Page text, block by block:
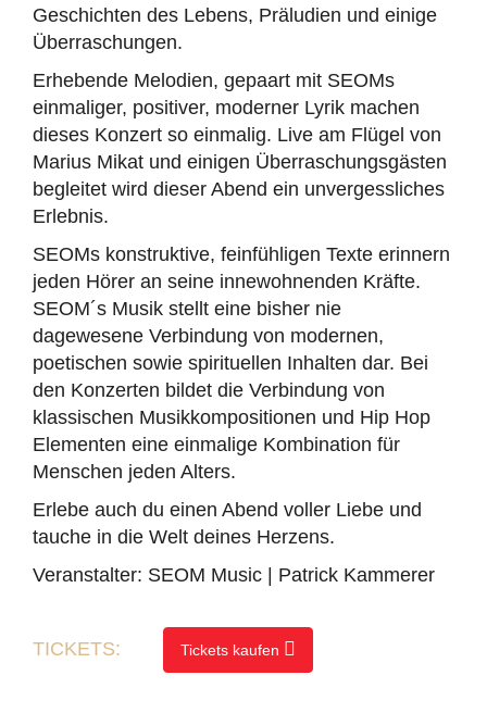
Geschichten des Lebens, Präludien und einige
Überraschungen.
Erhebende Melodien, gepaart mit SEOMs
einmaliger, positiver, moderner Lyrik machen
dieses Konzert so einmalig. Live am Flügel von
Marius Mikat und einigen Überraschungsgästen
begleitet wird dieser Abend ein unvergessliches
Erlebnis.
SEOMs konstruktive, feinfühligen Texte erinnern
jeden Hörer an seine innewohnenden Kräfte.
SEOM´s Musik stellt eine bisher nie
dagewesene Verbindung von modernen,
poetischen sowie spirituellen Inhalten dar. Bei
den Konzerten bildet die Verbindung von
klassischen Musikkompositionen und Hip Hop
Elementen eine einmalige Kombination für
Menschen jeden Alters.
Erlebe auch du einen Abend voller Liebe und
tauche in die Welt deines Herzens.
Veranstalter: SEOM Music | Patrick Kammerer
TICKETS: Tickets kaufen